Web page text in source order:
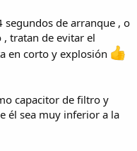
segundos de arranque , o
, tratan de evitar el
en corto y explosión
capacitor de filtro y
él sea muy inferior a la